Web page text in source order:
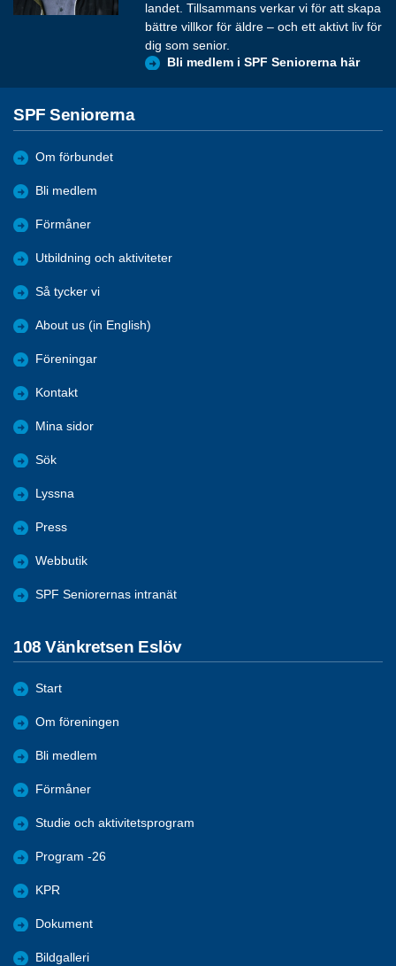
landet. Tillsammans verkar vi för att skapa
bättre villkor för äldre – och ett aktivt liv för
dig som senior.
Bli medlem i SPF Seniorerna här
SPF Seniorerna
Om förbundet
Bli medlem
Förmåner
Utbildning och aktiviteter
Så tycker vi
About us (in English)
Föreningar
Kontakt
Mina sidor
Sök
Lyssna
Press
Webbutik
SPF Seniorernas intranät
108 Vänkretsen Eslöv
Start
Om föreningen
Bli medlem
Förmåner
Studie och aktivitetsprogram
Program -26
KPR
Dokument
Bildgalleri